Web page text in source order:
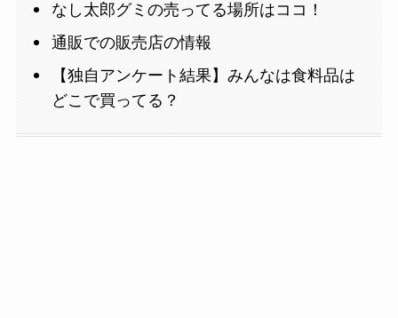
なし太郎グミの売ってる場所はココ！
通販での販売店の情報
【独自アンケート結果】みんなは食料品は
どこで買ってる？